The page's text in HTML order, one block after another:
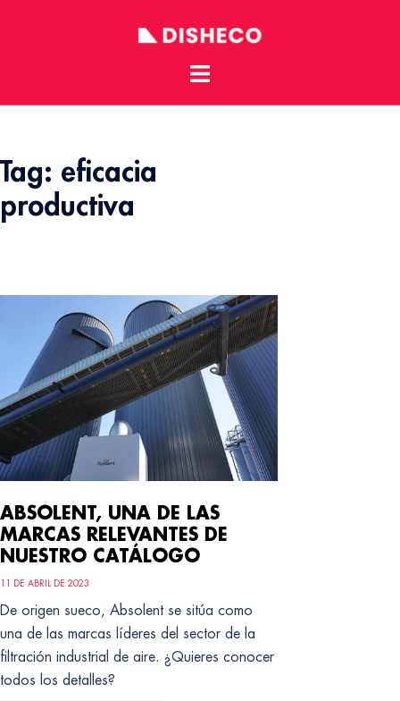
content
Toggle
menu
Tag: eficacia
productiva
ABSOLENT, UNA DE LAS
MARCAS RELEVANTES DE
NUESTRO CATÁLOGO
11 DE ABRIL DE 2023
De origen sueco, Absolent se sitúa como
una de las marcas líderes del sector de la
filtración industrial de aire. ¿Quieres conocer
todos los detalles?